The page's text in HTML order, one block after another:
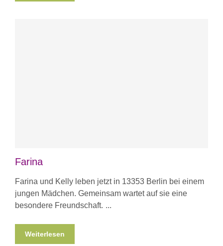
Farina
Farina und Kelly leben jetzt in 13353 Berlin bei einem
jungen Mädchen. Gemeinsam wartet auf sie eine
besondere Freundschaft.
Weiterlesen